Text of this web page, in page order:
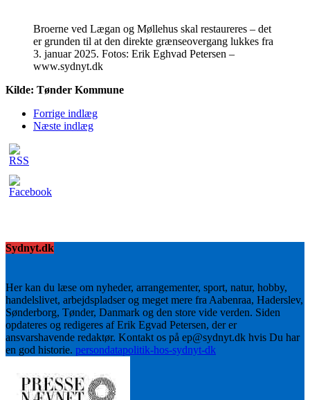
Broerne ved Lægan og Møllehus skal restaureres – det
er grunden til at den direkte grænseovergang lukkes fra
3. januar 2025. Fotos: Erik Eghvad Petersen –
www.sydnyt.dk
Kilde: Tønder Kommune
Forrige indlæg
Næste indlæg
Sydnyt.dk
Her kan du læse om nyheder, arrangementer, sport, natur, hobby,
handelslivet, arbejdspladser og meget mere fra Aabenraa, Haderslev,
Sønderborg, Tønder, Danmark og den store vide verden. Siden
opdateres og redigeres af Erik Egvad Petersen, der er
ansvarshavende redaktør. Kontakt os på ep@sydnyt.dk hvis Du har
en god historie. persondatapolitik-hos-sydnyt-dk